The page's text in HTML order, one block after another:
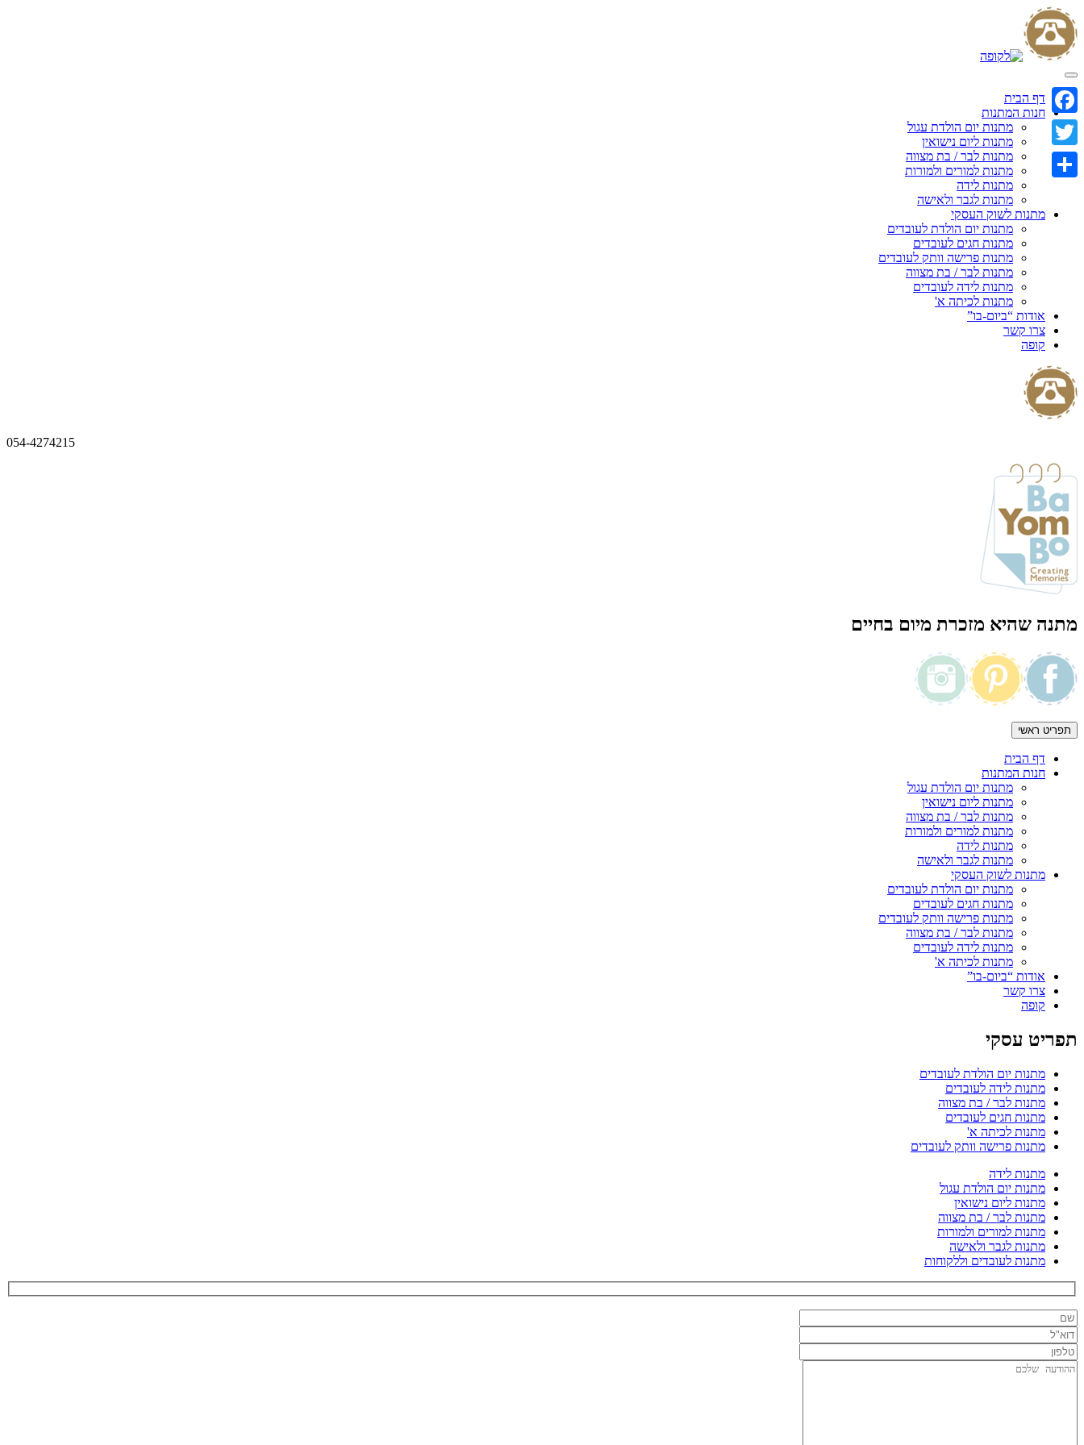
Skip
to
content
דף הבית
חנות המתנות
מתנות יום הולדת עגול
מתנות ליום נישואין
מתנות לבר / בת מצווה
מתנות למורים ולמורות
מתנות לידה
מתנות לגבר ולאישה
מתנות לשוק העסקי
מתנות יום הולדת לעובדים
מתנות חגים לעובדים
מתנות פרישה וותק לעובדים
מתנות לבר / בת מצווה
מתנות לידה לעובדים
מתנות לכיתה א'
אודות “ביום-בו”
צרו קשר
קופה
054-4274215
מתנה שהיא מזכרת מיום בחיים
תפריט ראשי
דף הבית
חנות המתנות
מתנות יום הולדת עגול
מתנות ליום נישואין
מתנות לבר / בת מצווה
מתנות למורים ולמורות
מתנות לידה
מתנות לגבר ולאישה
מתנות לשוק העסקי
מתנות יום הולדת לעובדים
מתנות חגים לעובדים
מתנות פרישה וותק לעובדים
מתנות לבר / בת מצווה
מתנות לידה לעובדים
מתנות לכיתה א'
אודות “ביום-בו”
צרו קשר
קופה
תפריט עסקי
מתנות יום הולדת לעובדים
מתנות לידה לעובדים
מתנות לבר / בת מצווה
מתנות חגים לעובדים
מתנות לכיתה א'
מתנות פרישה וותק לעובדים
מתנות לידה
מתנות יום הולדת עגול
מתנות ליום נישואין
מתנות לבר / בת מצווה
מתנות למורים ולמורות
מתנות לגבר ולאישה
מתנות לעובדים וללקוחות
Facebook
Twitter